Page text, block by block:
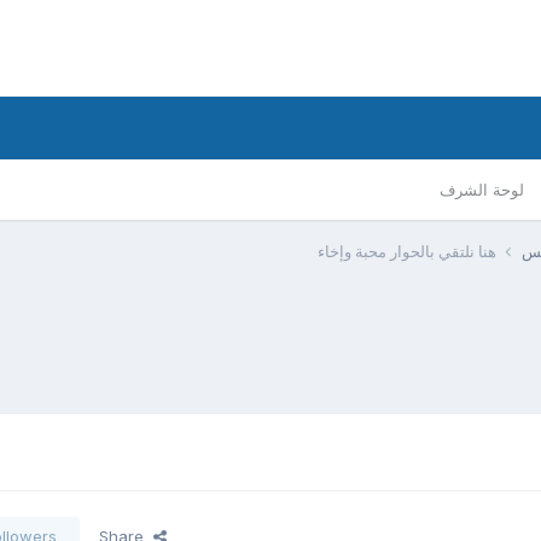
لوحة الشرف
هنا نلتقي بالحوار محبة وإخاء